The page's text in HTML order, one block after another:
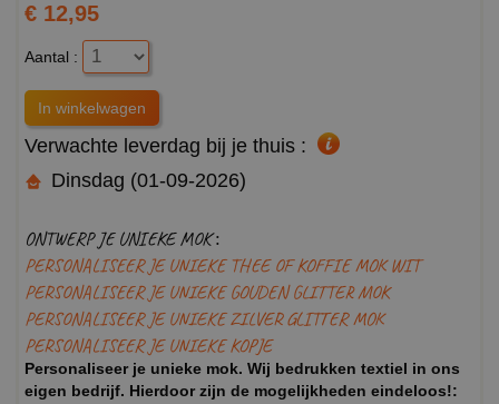
€ 12,95
Aantal :
Verwachte leverdag bij je thuis :
Dinsdag (01-09-2026)
ONTWERP JE UNIEKE MOK :
PERSONALISEER JE UNIEKE THEE OF KOFFIE MOK WIT
PERSONALISEER JE UNIEKE GOUDEN GLITTER MOK
PERSONALISEER JE UNIEKE ZILVER GLITTER MOK
PERSONALISEER JE UNIEKE KOPJE
Personaliseer je unieke mok. Wij bedrukken textiel in ons
eigen bedrijf. Hierdoor zijn de mogelijkheden eindeloos!: